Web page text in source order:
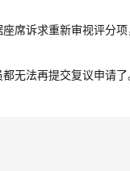
席诉求重新审视评分
无法再提交复议申请了